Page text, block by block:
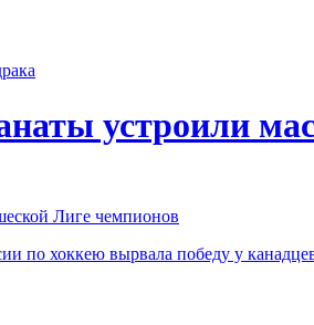
устроили
Лиге чемпионов
по хоккею вырвала победу у